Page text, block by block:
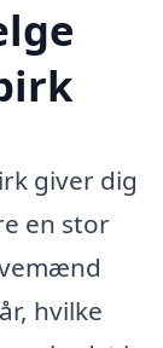
giver dig
en stor
hvilke